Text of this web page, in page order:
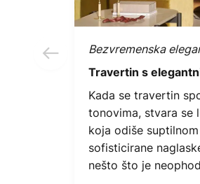
Bezvremenska
Travertin s
Kada se travertin
tonovima, stvara se
koja odiše
sofisticirane
nešto što je